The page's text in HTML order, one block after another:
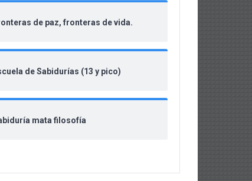
de paz, fronteras de vida.
de Sabidurías (13 y pico)
mata filosofía